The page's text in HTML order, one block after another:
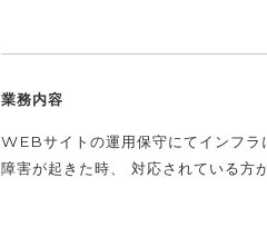
業務内容
WEBサイトの運用保守にてインフ
障害が起きた時、 対応されている方